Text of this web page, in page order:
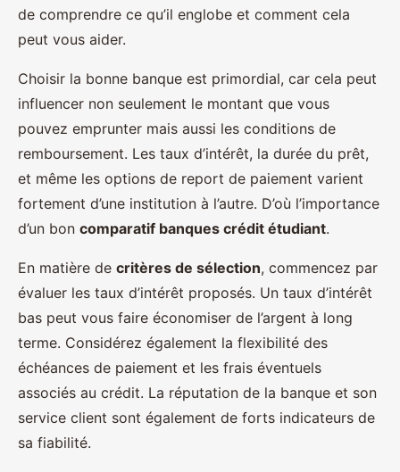
de comprendre ce qu’il englobe et comment cela
peut vous aider.
Choisir la bonne banque est primordial, car cela peut
influencer non seulement le montant que vous
pouvez emprunter mais aussi les conditions de
remboursement. Les taux d’intérêt, la durée du prêt,
et même les options de report de paiement varient
fortement d’une institution à l’autre. D’où l’importance
d’un bon comparatif banques crédit étudiant.
En matière de critères de sélection, commencez par
évaluer les taux d’intérêt proposés. Un taux d’intérêt
bas peut vous faire économiser de l’argent à long
terme. Considérez également la flexibilité des
échéances de paiement et les frais éventuels
associés au crédit. La réputation de la banque et son
service client sont également de forts indicateurs de
sa fiabilité.